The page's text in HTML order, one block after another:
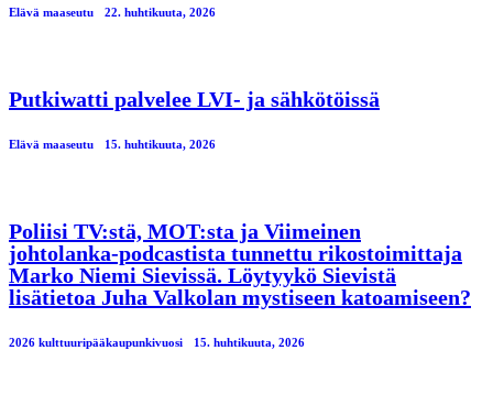
Elävä maaseutu 22. huhtikuuta, 2026
Putkiwatti palvelee LVI- ja sähkötöissä
Elävä maaseutu 15. huhtikuuta, 2026
Poliisi TV:stä, MOT:sta ja Viimeinen
johtolanka-podcastista tunnettu rikostoimittaja
Marko Niemi Sievissä. Löytyykö Sievistä
lisätietoa Juha Valkolan mystiseen katoamiseen?
2026 kulttuuripääkaupunkivuosi 15. huhtikuuta, 2026